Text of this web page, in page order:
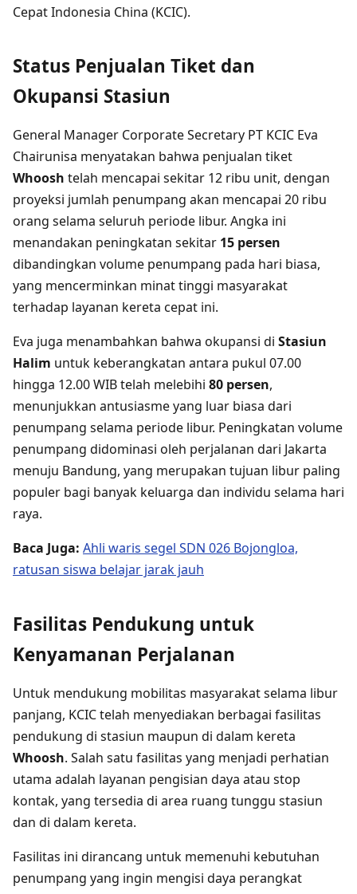
Cepat Indonesia China (KCIC).
Status Penjualan Tiket dan
Okupansi Stasiun
General Manager Corporate Secretary PT KCIC Eva
Chairunisa menyatakan bahwa penjualan tiket
Whoosh telah mencapai sekitar 12 ribu unit, dengan
proyeksi jumlah penumpang akan mencapai 20 ribu
orang selama seluruh periode libur. Angka ini
menandakan peningkatan sekitar 15 persen
dibandingkan volume penumpang pada hari biasa,
yang mencerminkan minat tinggi masyarakat
terhadap layanan kereta cepat ini.
Eva juga menambahkan bahwa okupansi di Stasiun
Halim untuk keberangkatan antara pukul 07.00
hingga 12.00 WIB telah melebihi 80 persen,
menunjukkan antusiasme yang luar biasa dari
penumpang selama periode libur. Peningkatan volume
penumpang didominasi oleh perjalanan dari Jakarta
menuju Bandung, yang merupakan tujuan libur paling
populer bagi banyak keluarga dan individu selama hari
raya.
Baca Juga: Ahli waris segel SDN 026 Bojongloa,
ratusan siswa belajar jarak jauh
Fasilitas Pendukung untuk
Kenyamanan Perjalanan
Untuk mendukung mobilitas masyarakat selama libur
panjang, KCIC telah menyediakan berbagai fasilitas
pendukung di stasiun maupun di dalam kereta
Whoosh. Salah satu fasilitas yang menjadi perhatian
utama adalah layanan pengisian daya atau stop
kontak, yang tersedia di area ruang tunggu stasiun
dan di dalam kereta.
Fasilitas ini dirancang untuk memenuhi kebutuhan
penumpang yang ingin mengisi daya perangkat